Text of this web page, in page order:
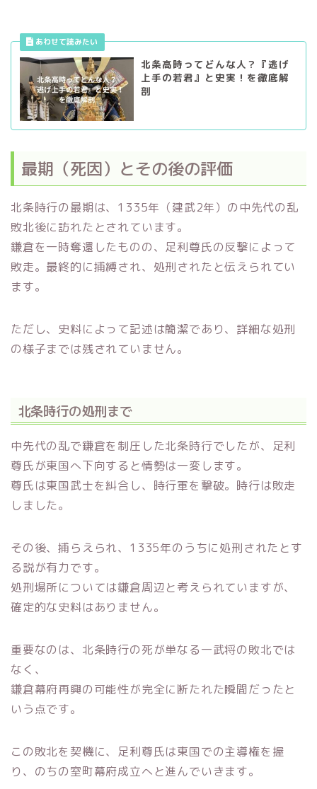
北条高時ってどんな人？『逃げ
上手の若君』と史実！を徹底解
剖
最期（死因）とその後の評価
北条時行の最期は、1335年（建武2年）の中先代の乱
敗北後に訪れたとされています。
鎌倉を一時奪還したものの、足利尊氏の反撃によって
敗走。最終的に捕縛され、処刑されたと伝えられてい
ます。
ただし、史料によって記述は簡潔であり、詳細な処刑
の様子までは残されていません。
北条時行の処刑まで
中先代の乱で鎌倉を制圧した北条時行でしたが、足利
尊氏が東国へ下向すると情勢は一変します。
尊氏は東国武士を糾合し、時行軍を撃破。時行は敗走
しました。
その後、捕らえられ、1335年のうちに処刑されたとす
る説が有力です。
処刑場所については鎌倉周辺と考えられていますが、
確定的な史料はありません。
重要なのは、北条時行の死が単なる一武将の敗北では
なく、
鎌倉幕府再興の可能性が完全に断たれた瞬間だったと
いう点です。
この敗北を契機に、足利尊氏は東国での主導権を握
り、のちの室町幕府成立へと進んでいきます。